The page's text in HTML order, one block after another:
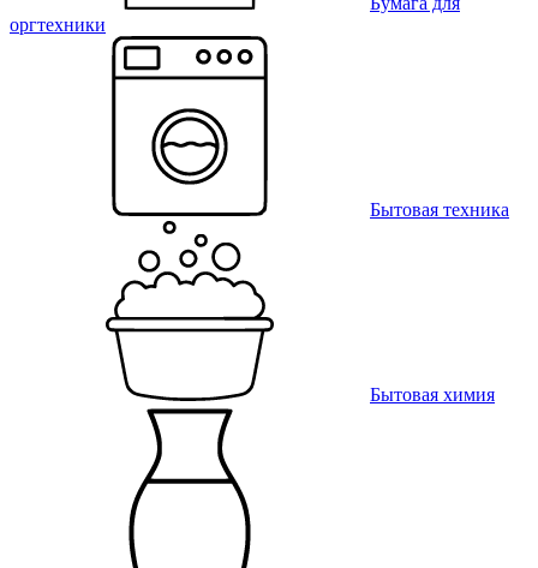
оргтехники
Бытовая техника
Бытовая химия